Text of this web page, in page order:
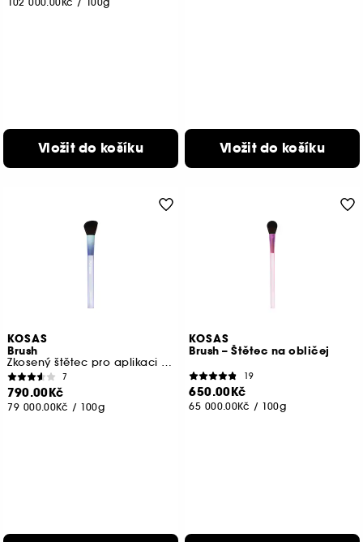
Vložit do košíku Vložit do košíku
KOSAS
Brush
Zkosený štětec pro aplikaci tvářenky
7
790.00Kč
79 000.00Kč / 100g
KOSAS
Brush – Štětec na obličej
19
650.00Kč
65 000.00Kč / 100g